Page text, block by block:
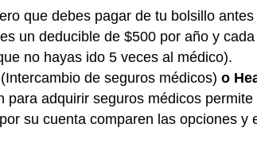
que debes pagar de tu bolsillo
un deducible de $500 por año y
no hayas ido 5 veces al médico).
(Intercambio de seguros médicos) o
para adquirir seguros médicos
su cuenta comparen las opciones